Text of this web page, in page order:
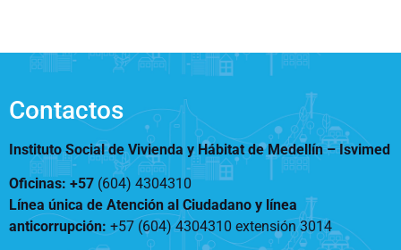
Reconocimiento de
Edificaciones – C0
Acompañamiento Social
OPV-JVC
Rendición de cuentas
Encuesta de Percepción
Tamaño de la
fuente
Contraste
Centro de relevo
Más Información sobre Accesibilidad
Contactos
Instituto Social de Vivienda y Hábitat de Medellín –Isvimed
Oficinas: +57 (604) 4304310
Línea única de Atención al Ciudadano y línea
anticorrupción: +57 (604) 4304310 extensión3014